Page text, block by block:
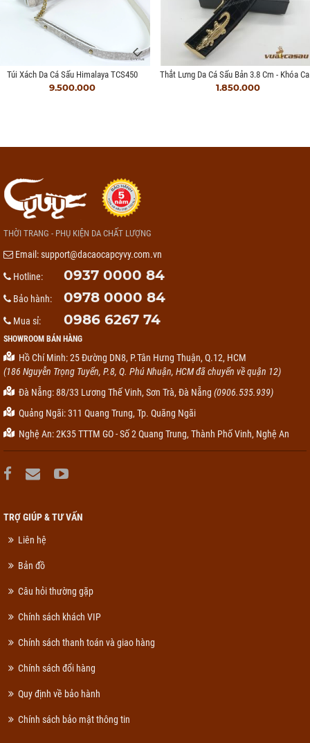
Túi Xách Da Cá Sấu Himalaya TCS450
9.500.000
1.850.000
THỜI TRANG - PHỤ KIỆN DA CHẤT LƯỢNG
Email:support@dacaocapcyvy.com.vn
Hotline:
0937 0000 84
Bảo hành: 0978 0000 84
Mua sỉ: 0986 6267 74
SHOWROOM BÁN HÀNG
Hồ Chí Minh: 25 Đường DN8, P.Tân Hưng Thuận, Q.12, HCM
(186 Nguyễn Trọng Tuyển, P.8, Q. Phú Nhuận, HCM đã chuyển về quận 12)
Đà Nẵng: 88/33 Lương Thế Vinh, Sơn Trà, Đà Nẵng (0906.535.939)
Quảng Ngãi: 311 Quang Trung, Tp. Quãng Ngãi
Nghệ An: 2K35 TTTM GO - Số 2 Quang Trung, Thành Phố Vinh, Nghệ An
TRỢ GIÚP & TƯ VẤN
Liên hệ
Bản đồ
Câu hỏi thường gặp
Chính sách khách VIP
Chính sách thanh toán và giao hàng
Chính sách đổi hàng
Quy định về bảo hành
Chính sách bảo mật thông tin